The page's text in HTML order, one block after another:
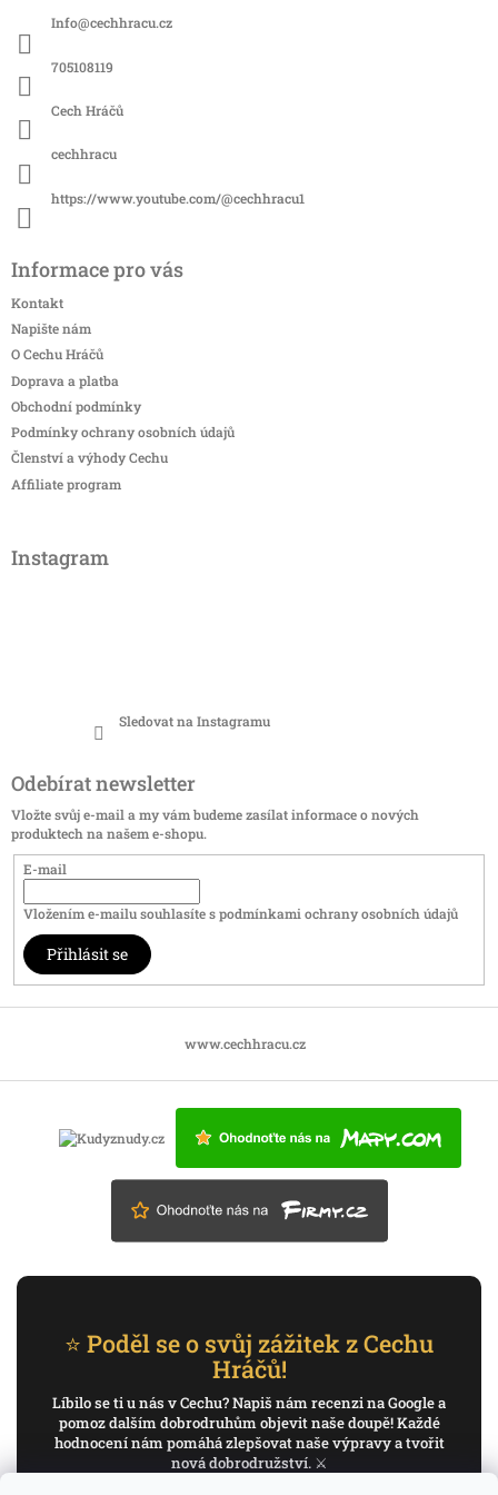
Info@cechhracu.cz
705108119
Cech Hráčů
cechhracu
https://www.youtube.com/@cechhracu1
Informace pro vás
Kontakt
Napište nám
O Cechu Hráčů
Doprava a platba
Obchodní podmínky
Podmínky ochrany osobních údajů
Členství a výhody Cechu
Affiliate program
Instagram
Sledovat na Instagramu
Odebírat newsletter
Vložte svůj e-mail a my vám budeme zasílat informace o nových
produktech na našem e-shopu.
E-mail
Vložením e-mailu souhlasíte spodmínkami ochrany osobních údajů
Přihlásit se
www.cechhracu.cz
⭐ Poděl se o svůj zážitek z Cechu
Hráčů!
Líbilo se ti u nás v Cechu? Napiš nám recenzi na Google a
pomoz dalším dobrodruhům objevit naše doupě! Každé
hodnocení nám pomáhá zlepšovat naše výpravy a tvořit
nová dobrodružství. ⚔️